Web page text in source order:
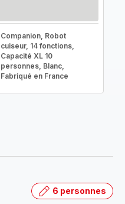
Companion, Robot
cuiseur, 14 fonctions,
Capacité XL 10
personnes, Blanc,
Fabriqué en France
6 personnes